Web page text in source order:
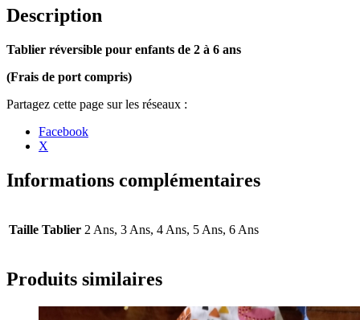
Description
Tablier réversible pour enfants de 2 à 6 ans
(Frais de port compris)
publication
Réversible
« Chevalier
Facebook
X
Informations complémentaires
Taille Tablier 2 Ans, 3 Ans, 4 Ans, 5 Ans, 6 Ans
Produits similaires